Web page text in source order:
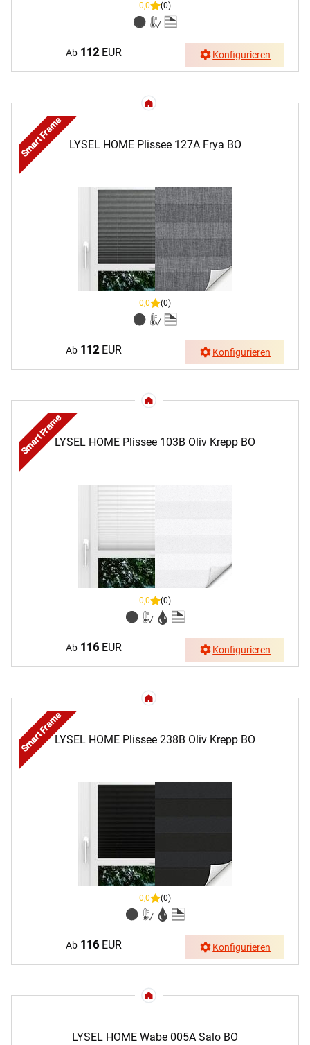
0,0 (0)
Ab 112EUR Konfigurieren
LYSEL HOME Plissee 127A Frya BO
Smart Frame
0,0 (0)
Ab 112EUR Konfigurieren
LYSEL HOME Plissee 103B Oliv Krepp BO
Smart Frame
0,0 (0)
Ab 116EUR Konfigurieren
LYSEL HOME Plissee 238B Oliv Krepp BO
Smart Frame
0,0 (0)
Ab 116EUR Konfigurieren
LYSEL HOME Wabe 005A Salo BO